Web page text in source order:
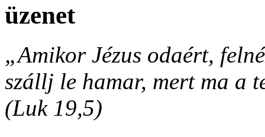
üzenet
„Amikor Jézus odaért,
szállj le hamar, mert ma a
(Luk 19,5)